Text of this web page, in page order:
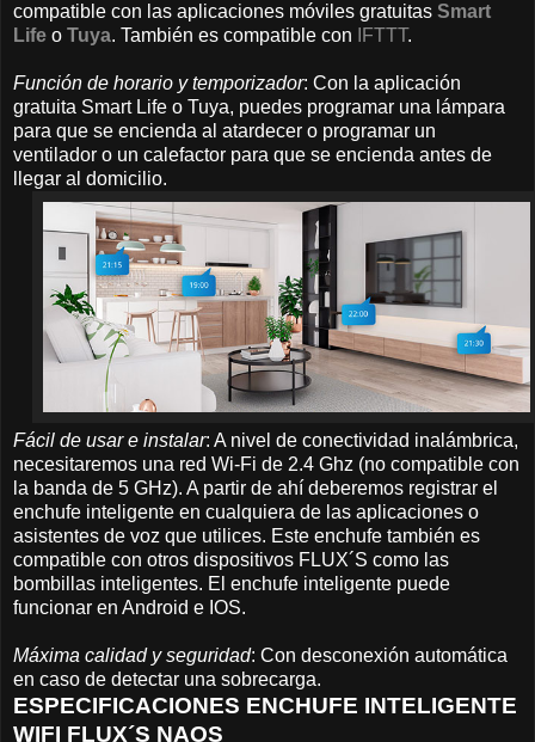
compatible con las aplicaciones móviles gratuitas Smart
Life o Tuya. También es compatible con IFTTT.
Función de horario y temporizador: Con la aplicación
gratuita Smart Life o Tuya, puedes programar una lámpara
para que se encienda al atardecer o programar un
ventilador o un calefactor para que se encienda antes de
llegar al domicilio.
Fácil de usar e instalar: A nivel de conectividad inalámbrica,
necesitaremos una red Wi-Fi de 2.4 Ghz (no compatible con
la banda de 5 GHz). A partir de ahí deberemos registrar el
enchufe inteligente en cualquiera de las aplicaciones o
asistentes de voz que utilices. Este enchufe también es
compatible con otros dispositivos FLUX´S como las
bombillas inteligentes. El enchufe inteligente puede
funcionar en Android e IOS.
Máxima calidad y seguridad: Con desconexión automática
en caso de detectar una sobrecarga.
ESPECIFICACIONES ENCHUFE INTELIGENTE
WIFI FLUX´S NAOS